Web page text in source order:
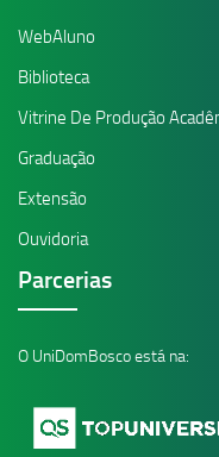
WebAluno
Biblioteca
Vitrine De Produção
Graduação
Extensão
Ouvidoria
Parcerias
O UniDomBosco está na: